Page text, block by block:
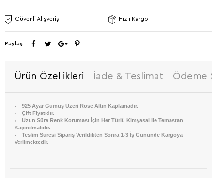
Güvenli Alışveriş Hızlı Kargo
Paylaş:
Ürün Özellikleri İade & Teslimat Ödeme
925 Ayar Gümüş Üzeri Rose Altın Kaplamadır.
Çift Fiyatıdır.
Uzun Süre Renk Koruması İçin Her Türlü Kimyasal ile Temastan
Kaçınılmalıdır.
Teslim Süresi Sipariş Verildikten Sonra 1-3 İş Gününde Kargoya
Verilmektedir.